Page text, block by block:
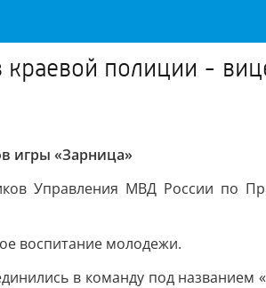
краевой полиции -
игры «Зарница»
Управления МВД России по
воспитание молодежи.
в команду под названием